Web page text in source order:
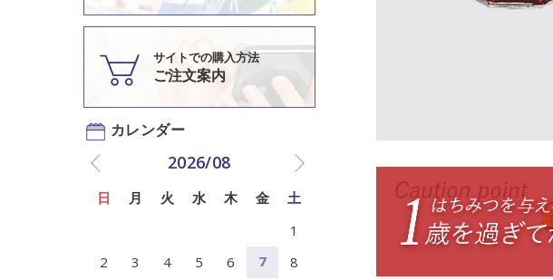
サイトでの購入方法
ご注文案内
2026/08
日 月 火 水 木 金
土
1
2
3 4 5 6 7
8